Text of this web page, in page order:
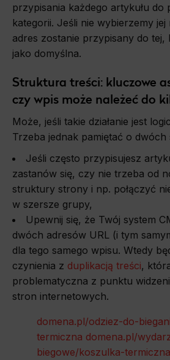
przypisania każdego artykułu do
kategorii. Jeśli nie wybierzemy
adres zostanie przypisany do tej,
jako domyślna.
Struktura treści: kluczowe
czy wpis może należeć do
Może, jeśli takie działanie jest
Trzeba jednak pamiętać o dwóch
Jeśli często przypisujesz
zastanów się, czy nie trzeba od
struktury strony i np. połączyć
w szersze grupy,
Upewnij się, że Twój system
dwóch adresów URL (i tym
dla tego samego wpisu. Wtedy
czynienia z duplikacją treści,
problematyczna z punktu
stron internetowych.
domena.pl/odziez-do-
termiczna domena.pl/
biegowe/koszulka-termiczna